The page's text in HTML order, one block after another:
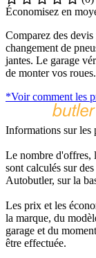
Économisez en
Comparez des
changement de
jantes. Le garage
de monter vos roues.
*Voir comment les
Informations sur les
Le nombre d'offres,
sont calculés sur
Autobutler, sur la
Les prix et les
la marque, du
garage et du
être effectuée.